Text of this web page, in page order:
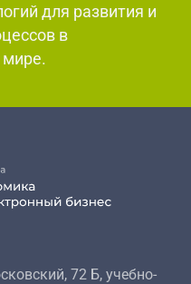
для развития и
в
72 Б, учебно-